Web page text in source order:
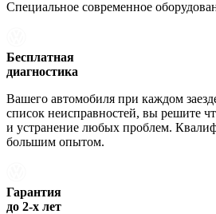
Специальное современное
Бесплатная
диагностика
Вашего автомобиля при каждом
список неисправностей, вы решите
и устранение любых проблем.
большим опытом.
Гарантия
до 2-х лет